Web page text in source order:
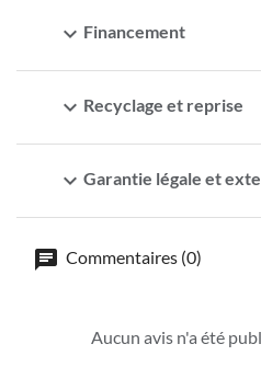
expand_more Financement
expand_more Recyclage et reprise
expand_more Garantie légale et
Commentaires (0)
Aucun avis n'a été